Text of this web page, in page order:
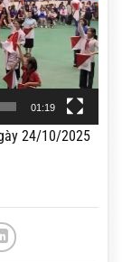
01:19
24/10/2025